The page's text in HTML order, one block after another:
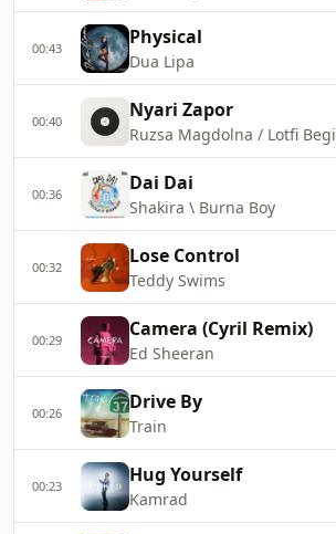
00:43 Physical
Dua Lipa
00:40 Nyari Zapor
Ruzsa Magdolna / Lotfi Begi
00:36 Dai Dai
Shakira \ Burna Boy
00:32 Lose Control
Teddy Swims
00:29 Camera (Cyril Remix)
Ed Sheeran
00:26 Drive By
Train
00:23 Hug Yourself
Kamrad